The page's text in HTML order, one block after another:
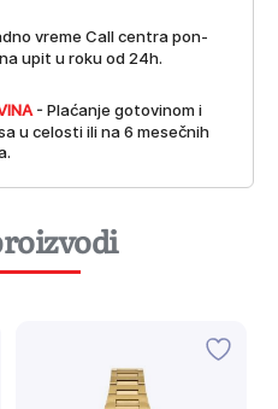
vreme Call centra pon-
upit u roku od 24h.
- Plaćanje gotovinom i
u celosti ili na 6 mesečnih